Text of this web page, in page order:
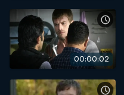
00:00:02